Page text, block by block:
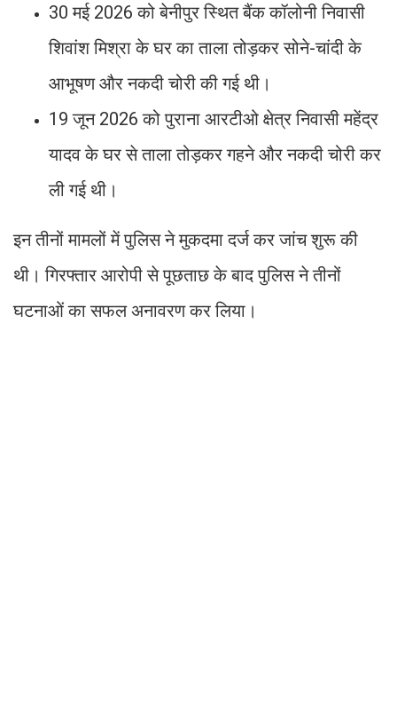
30 मई 2026 को बेनीपुर स्थित बैंक कॉलोनी निवासी
शिवांश मिश्रा के घर का ताला तोड़कर सोने-चांदी के
आभूषण और नकदी चोरी की गई थी।
19 जून 2026 को पुराना आरटीओ क्षेत्र निवासी महेंद्र
यादव के घर से ताला तोड़कर गहने और नकदी चोरी कर
ली गई थी।
इन तीनों मामलों में पुलिस ने मुकदमा दर्ज कर जांच शुरू की
थी। गिरफ्तार आरोपी से पूछताछ के बाद पुलिस ने तीनों
घटनाओं का सफल अनावरण कर लिया।